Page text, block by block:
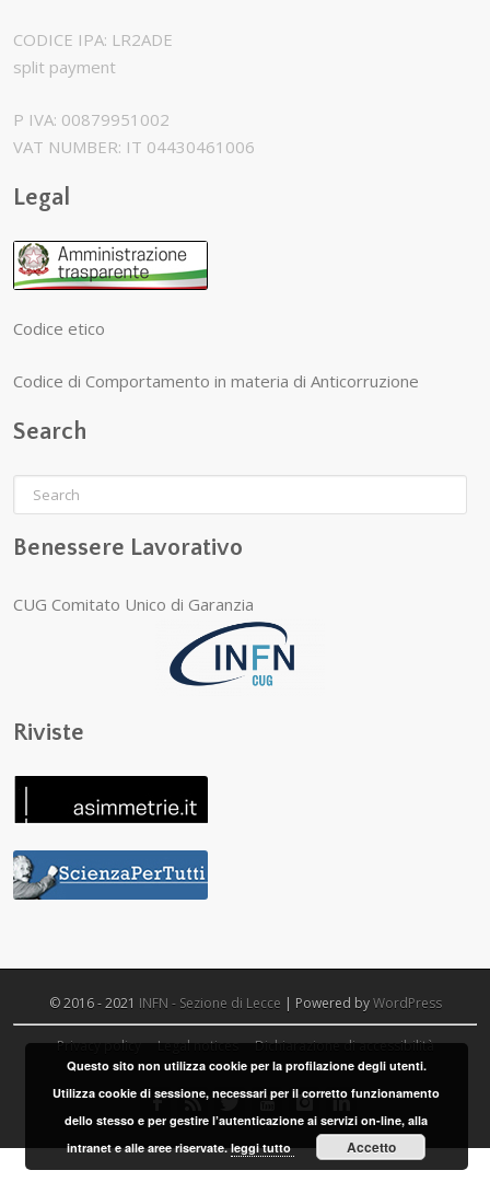
CODICE IPA: LR2ADE
split payment
P IVA: 00879951002
VAT NUMBER: IT 04430461006
Legal
Codice etico
Codice di Comportamento in materia di Anticorruzione
Search
Benessere Lavorativo
CUG Comitato Unico di Garanzia
Riviste
© 2016 - 2021 INFN - Sezione di Lecce | Powered byWordPress
Privacy policy Legal notices Dichiarazione di accessibilità
Questo sito non utilizza cookie per la profilazione degli utenti.
Utilizza cookie di sessione, necessari per il corretto funzionamento
dello stesso e per gestire l’autenticazione ai servizi on-line, alla
intranet e alle aree riservate.leggi tutto Accetto